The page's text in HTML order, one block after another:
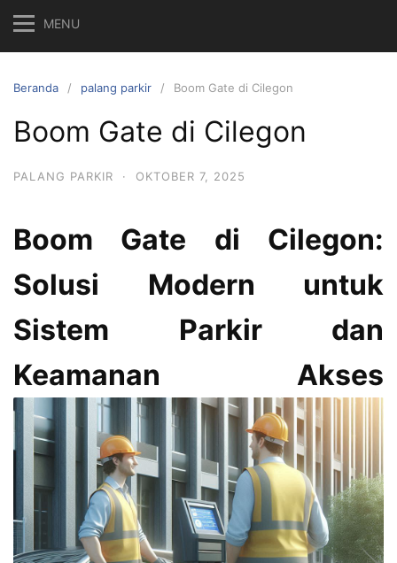
MENU
Beranda palang parkir Boom Gate di Cilegon
Boom Gate di Cilegon
PALANG PARKIR · OKTOBER 7, 2025
Boom Gate di Cilegon:
Solusi Modern untuk
Sistem Parkir dan
Keamanan Akses